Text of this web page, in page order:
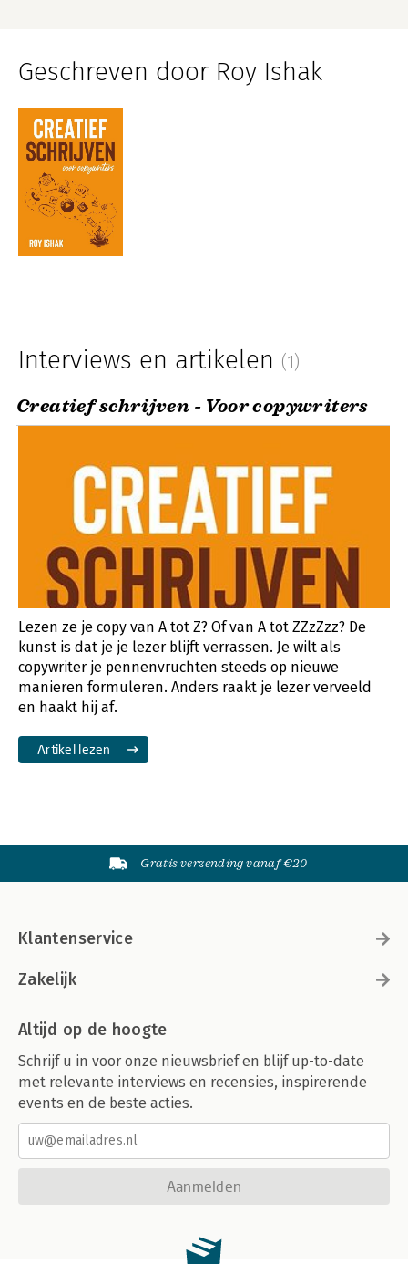
Geschreven door Roy Ishak
Interviews en artikelen (1)
Creatief schrijven - Voor copywriters
Lezen ze je copy van A tot Z? Of van A tot ZZzZzz? De
kunst is dat je je lezer blijft verrassen. Je wilt als
copywriter je pennenvruchten steeds op nieuwe
manieren formuleren. Anders raakt je lezer verveeld
en haakt hij af.
Artikel lezen
Gratis verzending vanaf €20
Klantenservice
Zakelijk
Altijd op de hoogte
Schrijf u in voor onze nieuwsbrief en blijf up-to-date
met relevante interviews en recensies, inspirerende
events en de beste acties.
Aanmelden